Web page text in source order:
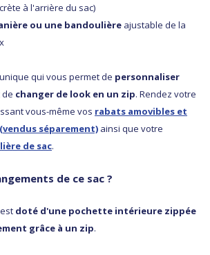
à l'arrière du sac)
ou une bandoulière ajustable de la
unique qui vous permet de personnaliser
de changer de look en un zip. Rendez votre
vous-même vos rabats amovibles et
séparement) ainsi que votre
de sac.
de ce sac ?
doté d'une pochette intérieure zippée
grâce à un zip.